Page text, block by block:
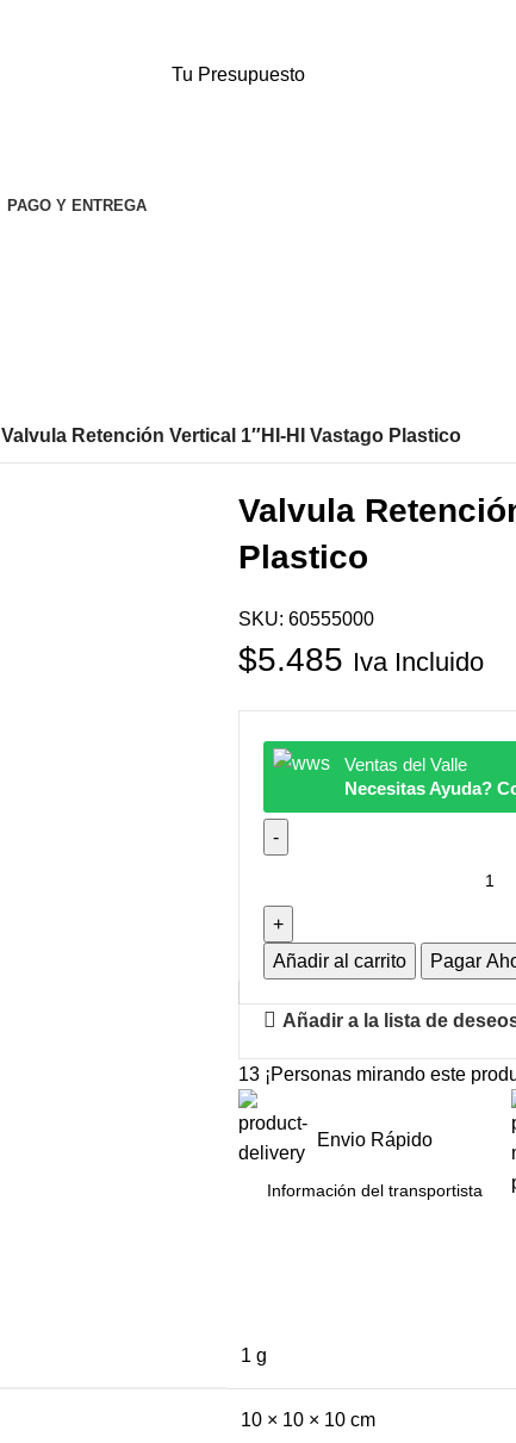
Tu Presupuesto
PAGO Y ENTREGA
Valvula Retención Vertical 1″HI-HI Vastago Plastico
Valvula
Plastico
SKU: 60555000
$5.485 Iva Incluido
Ventas del Valle
Necesitas Ayuda?
Añadir al carrito Pagar
Añadir a la lista de
13 ¡Personas mirando este
Envio Rápido
Información del transportista
1 g
10 × 10 × 10 cm